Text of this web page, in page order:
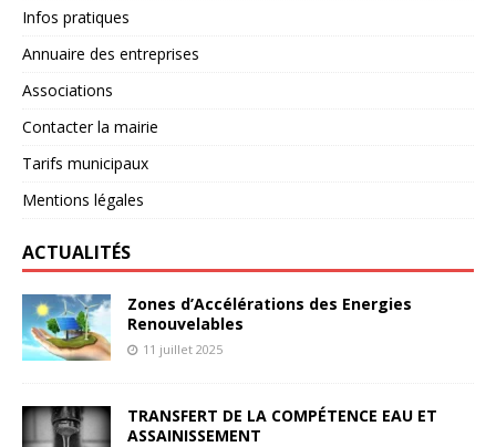
Infos pratiques
Annuaire des entreprises
Associations
Contacter la mairie
Tarifs municipaux
Mentions légales
ACTUALITÉS
Zones d’Accélérations des Energies
Renouvelables
11 juillet 2025
TRANSFERT DE LA COMPÉTENCE EAU ET
ASSAINISSEMENT